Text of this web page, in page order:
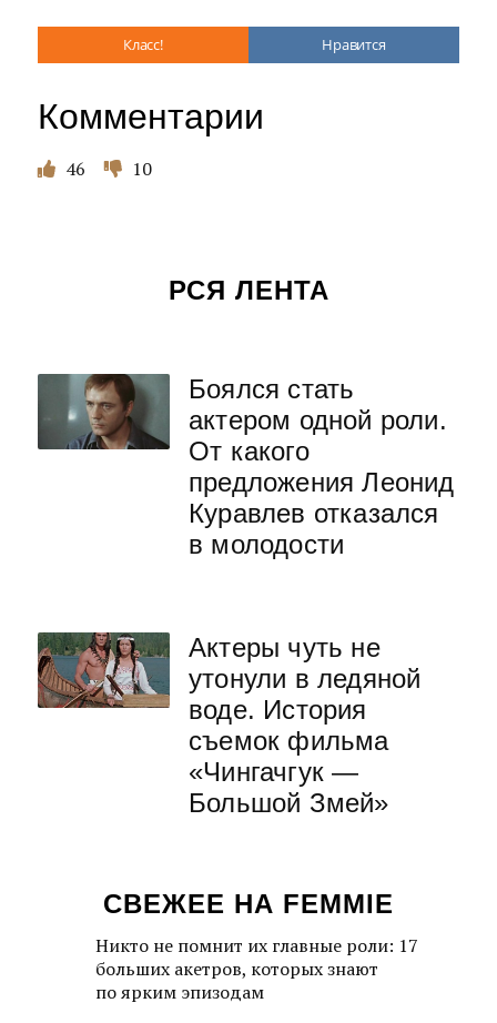
Класс! Нравится
Комментарии
46 10
РСЯ ЛЕНТА
Боялся стать
актером одной роли.
От какого
предложения Леонид
Куравлев отказался
в молодости
Актеры чуть не
утонули в ледяной
воде. История
съемок фильма
«Чингачгук —
Большой Змей»
СВЕЖЕЕ НА FEMMIE
Никто не помнит их главные роли: 17
больших акетров, которых знают
по ярким эпизодам